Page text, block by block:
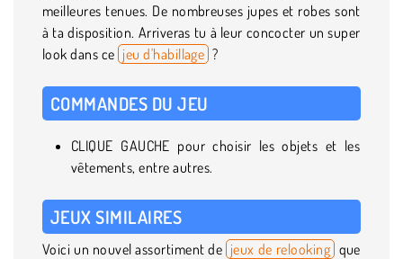
meilleures tenues. De nombreuses jupes et robes sont
à ta disposition. Arriveras tu à leur concocter un super
look dans ce jeu d'habillage ?
COMMANDES DU JEU
CLIQUE GAUCHE pour choisir les objets et les
vêtements, entre autres.
JEUX SIMILAIRES
Voici un nouvel assortiment de jeux de relooking que